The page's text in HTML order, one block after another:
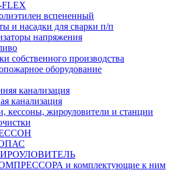
вспененный
и насадки для сварки п/п
напряжения
собственного производства
оборудование
канализация
канализация
кессоны, жироуловители и станции
и комплектующие к ним